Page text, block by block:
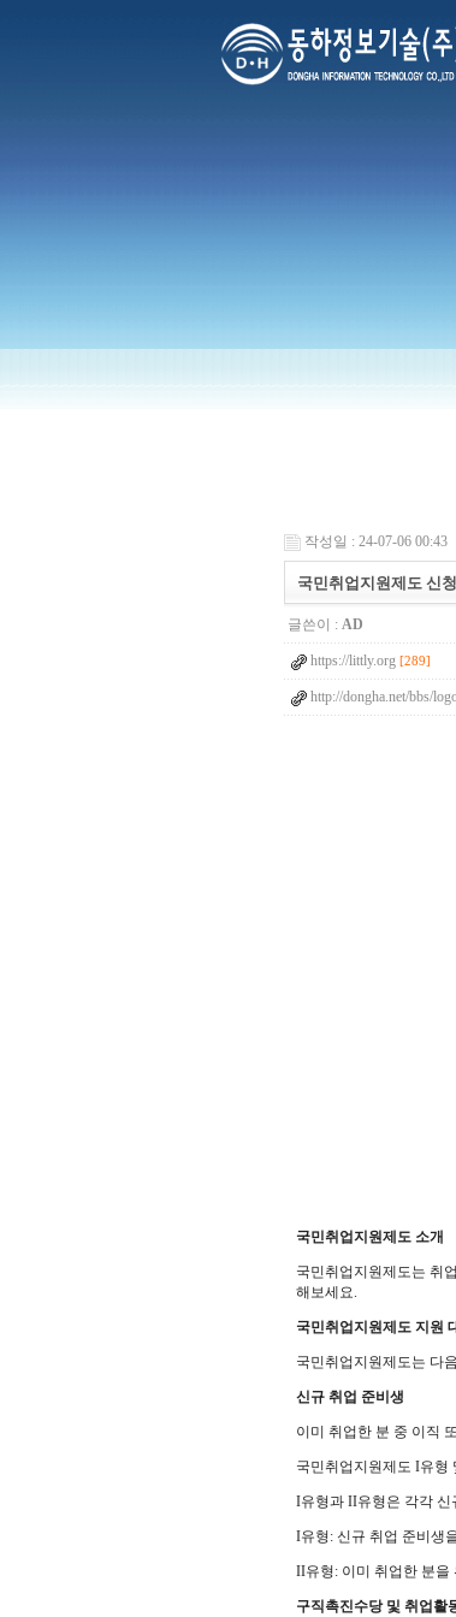
작성일 : 24-07-06 00:43
국민취업지원제도 신
글쓴이 : AD
https://littly.org [289]
http://dongha.net/bbs/
국민취업지원제도 소개
국민취업지원제도는 취
해보세요.
국민취업지원제도 지원
국민취업지원제도는 다
신규 취업 준비생
이미 취업한 분 중 이직
국민취업지원제도 I유형
I유형과 II유형은 각각 신
I유형: 신규 취업 준비생
II유형: 이미 취업한 분을
구직촉진수당 및 취업활